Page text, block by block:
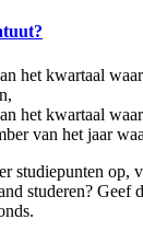
het kwartaal
het kwartaal
van het jaar
studiepunten op,
studeren? Geef